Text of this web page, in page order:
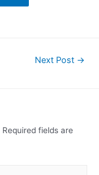
Next Post →
Required fields are